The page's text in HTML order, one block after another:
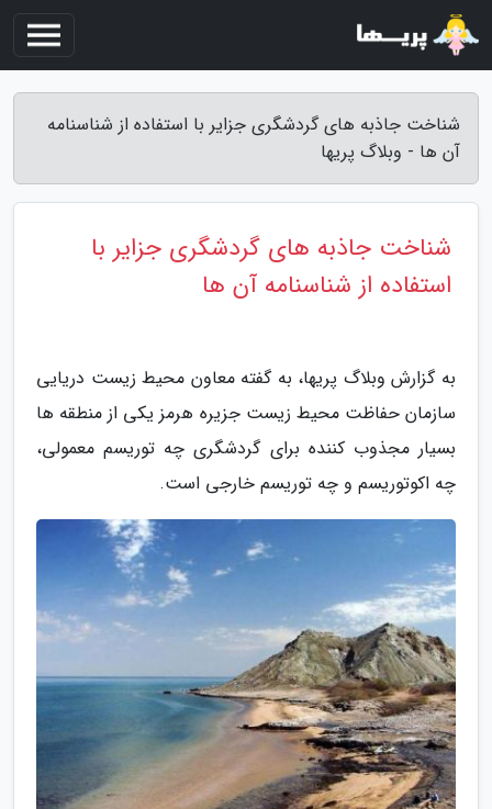
شناخت جاذبه های گردشگری جزایر با استفاده از شناسنامه
آن ها - وبلاگ پریها
شناخت جاذبه های گردشگری جزایر با
استفاده از شناسنامه آن ها
به گزارش وبلاگ پریها، به گفته معاون محیط زیست دریایی
سازمان حفاظت محیط زیست جزیره هرمز یکی از منطقه ها
بسیار مجذوب کننده برای گردشگری چه توریسم معمولی،
چه اکوتوریسم و چه توریسم خارجی است.